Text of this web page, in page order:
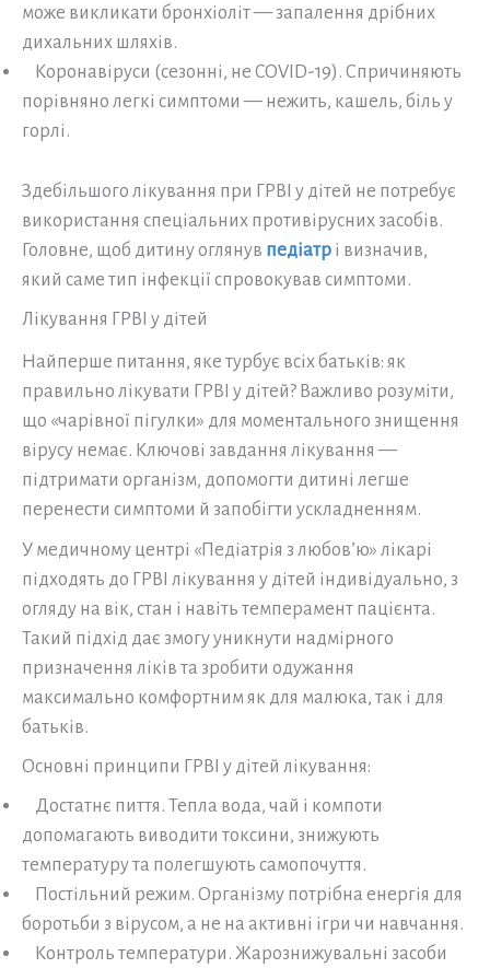
може викликати бронхіоліт — запалення дрібних
дихальних шляхів.
Коронавіруси (сезонні, не COVID-19). Спричиняють
порівняно легкі симптоми — нежить, кашель, біль у
горлі.
Здебільшого лікування при ГРВІ у дітей не потребує
використання спеціальних противірусних засобів.
Головне, щоб дитину оглянув педіатр і визначив,
який саме тип інфекції спровокував симптоми.
Лікування ГРВІ у дітей
Найперше питання, яке турбує всіх батьків: як
правильно лікувати ГРВІ у дітей? Важливо розуміти,
що «чарівної пігулки» для моментального знищення
вірусу немає. Ключові завдання лікування —
підтримати організм, допомогти дитині легше
перенести симптоми й запобігти ускладненням.
У медичному центрі «Педіатрія з любов’ю» лікарі
підходять до ГРВІ лікування у дітей індивідуально, з
огляду на вік, стан і навіть темперамент пацієнта.
Такий підхід дає змогу уникнути надмірного
призначення ліків та зробити одужання
максимально комфортним як для малюка, так і для
батьків.
Основні принципи ГРВІ у дітей лікування:
Достатнє пиття. Тепла вода, чай і компоти
допомагають виводити токсини, знижують
температуру та полегшують самопочуття.
Постільний режим. Організму потрібна енергія для
боротьби з вірусом, а не на активні ігри чи навчання.
Контроль температури. Жарознижувальні засоби